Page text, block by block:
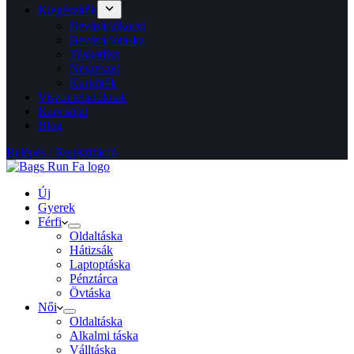
Kiegészítők
Bevásárlókocsi
Bevásárlótáska
Táskadísz
Neszeszer
Karkötők
Viszonteladóknak
Kapcsolat
Blog
Belépés / Regisztráció
Új
Gyerek
Férfi
Oldaltáska
Hátizsák
Laptoptáska
Pénztárca
Övtáska
Női
Oldaltáska
Alkalmi táska
Válltáska